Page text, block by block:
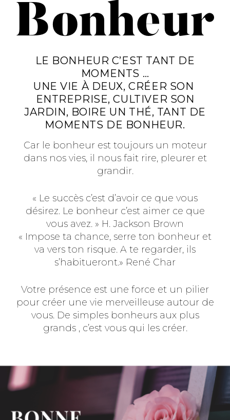
Bonheur
LE BONHEUR C’EST TANT DE
MOMENTS …
UNE VIE À DEUX, CRÉER SON
ENTREPRISE, CULTIVER SON
JARDIN, BOIRE UN THÉ, TANT DE
MOMENTS DE BONHEUR.
Car le bonheur est toujours un moteur
dans nos vies, il nous fait rire, pleurer et
grandir.
« Le succès c’est d’avoir ce que vous
désirez. Le bonheur c’est aimer ce que
vous avez. » H. Jackson Brown
« Impose ta chance, serre ton bonheur et
va vers ton risque. A te regarder, ils
s’habitueront.» René Char
Votre présence est une force et un pilier
pour créer une vie merveilleuse autour de
vous. De simples bonheurs aux plus
grands , c’est vous qui les créer.